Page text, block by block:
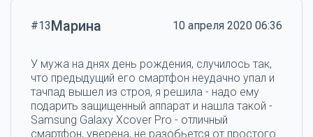
#13Марина 10 апреля 2020 06:36
У мужа на днях день рождения, случилось так,
что предыдущий его смартфон неудачно упал и
тачпад вышел из строя, я решила - надо ему
подарить защищенный аппарат и нашла такой -
Samsung Galaxy Xcover Pro - отличный
смартфон, уверена, не разобьется от простого